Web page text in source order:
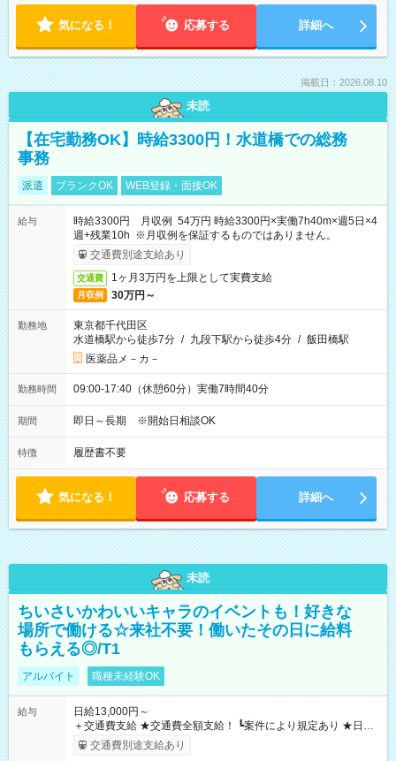
気になる！ 応募する 詳細へ
掲載日：2026.08.10
未読
【在宅勤務OK】時給3300円！水道橋での総務
事務
派遣 ブランクOK WEB登録・面接OK
給与
時給3300円 月収例 54万円 時給3300円×実働7h40m×週5日×4
週+残業10h ※月収例を保証するものではありません。
交通費別途支給あり
交通費 1ヶ月3万円を上限として実費支給
月収例 30万円～
勤務地
東京都千代田区
水道橋駅から徒歩7分 / 九段下駅から徒歩4分 / 飯田橋駅
医薬品メ－カ－
勤務時間 09:00-17:40（休憩60分）実働7時間40分
期間 即日～長期 ※開始日相談OK
特徴 履歴書不要
気になる！ 応募する 詳細へ
未読
ちいさいかわいいキャラのイベントも！好きな
場所で働ける☆来社不要！働いたその日に給料
もらえる◎/T1
アルバイト 職種未経験OK
給与
日給13,000円～
＋交通費支給 ★交通費全額支給！ ┗案件により規定あり ★日払
いOK！（規定あり） ┗働いたその日に現金GET♪ お仕事後はコ
ンビニATMから 日払い分を引き落とせます！ 【試用期間】試
交通費別途支給あり